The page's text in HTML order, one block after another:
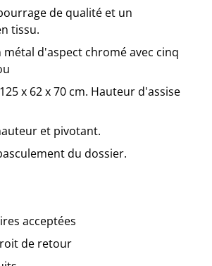
de qualité et un
tissu.
métal d'aspect chromé avec cinq
x 62 x 70 cm. Hauteur d'assise
et pivotant.
du dossier.
acceptées
de retour